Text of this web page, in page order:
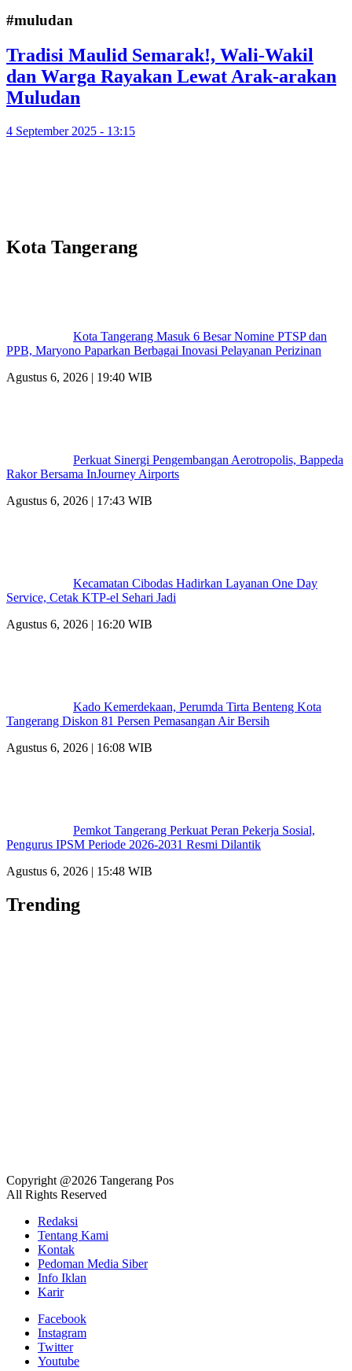
#muludan
Tradisi Maulid Semarak!, Wali-Wakil
dan Warga Rayakan Lewat Arak-arakan
Muludan
4 September 2025 - 13:15
Kota Tangerang
Kota Tangerang Masuk 6 Besar Nomine PTSP dan
PPB, Maryono Paparkan Berbagai Inovasi Pelayanan Perizinan
Agustus 6, 2026 | 19:40 WIB
Perkuat Sinergi Pengembangan Aerotropolis, Bappeda
Rakor Bersama InJourney Airports
Agustus 6, 2026 | 17:43 WIB
Kecamatan Cibodas Hadirkan Layanan One Day
Service, Cetak KTP-el Sehari Jadi
Agustus 6, 2026 | 16:20 WIB
Kado Kemerdekaan, Perumda Tirta Benteng Kota
Tangerang Diskon 81 Persen Pemasangan Air Bersih
Agustus 6, 2026 | 16:08 WIB
Pemkot Tangerang Perkuat Peran Pekerja Sosial,
Pengurus IPSM Periode 2026-2031 Resmi Dilantik
Agustus 6, 2026 | 15:48 WIB
Trending
Copyright @2026 Tangerang Pos
All Rights Reserved
Redaksi
Tentang Kami
Kontak
Pedoman Media Siber
Info Iklan
Karir
Facebook
Instagram
Twitter
Youtube